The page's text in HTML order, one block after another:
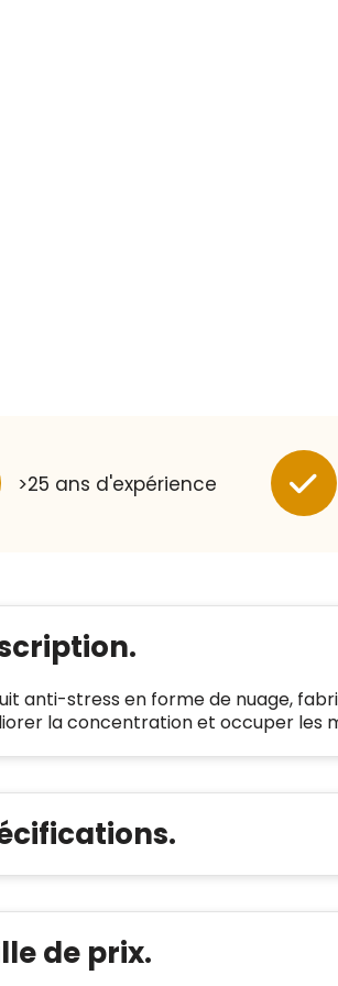
>25 ans d'expérience
anti-stress en forme de nuage,
la concentration et occuper les
de prix.